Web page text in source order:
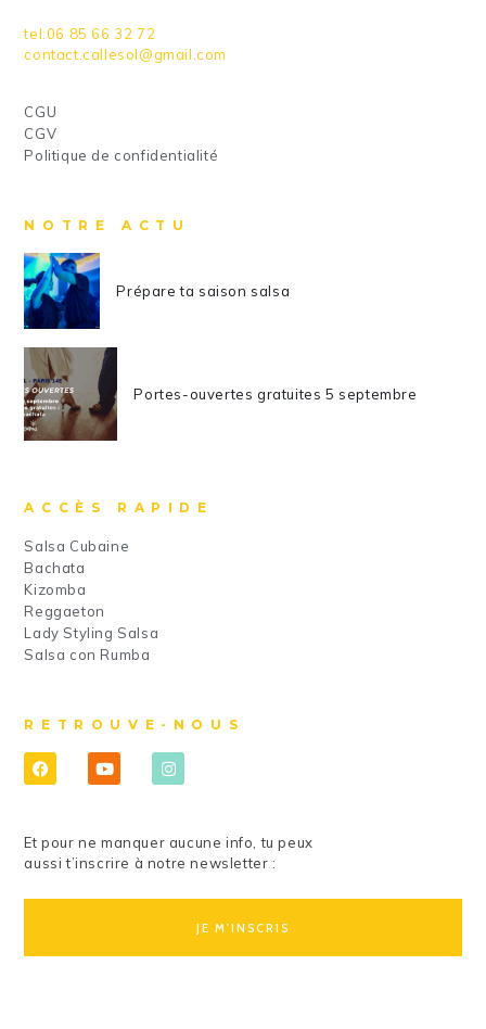
tel:06 85 66 32 72
contact.callesol@gmail.com
CGU
CGV
Politique de confidentialité
NOTRE ACTU
Prépare ta saison salsa
Portes-ouvertes gratuites 5 septembre
ACCÈS RAPIDE
Salsa Cubaine
Bachata
Kizomba
Reggaeton
Lady Styling Salsa
Salsa con Rumba
RETROUVE-NOUS
Et pour ne manquer aucune info, tu peux
aussi t’inscrire à notre newsletter :
JE M'INSCRIS